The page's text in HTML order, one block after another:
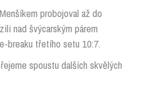
probojoval až do
nad švýcarským párem
breaku třetího setu 10:7.
spoustu dalších skvělých